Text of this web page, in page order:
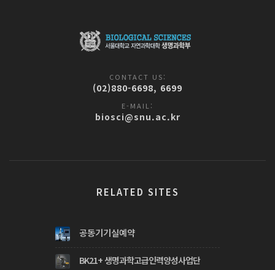
CONTACT US:
(02)880-6698, 6699
E-MAIL:
biosci@snu.ac.kr
RELATED SITES
공동기기실예약
BK21+ 생명과학고급인력양성사업단